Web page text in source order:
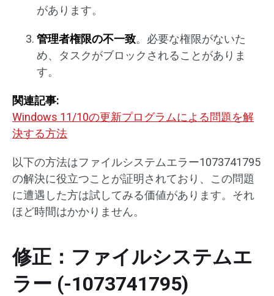
があります。
管理者権限の不一致。必要な権限がないた
め、タスクがブロックされることがありま
す。
関連記事:
Windows 11/10の更新プログラムによる問題を解
決する方法
以下の方法はファイルシステムエラー1073741795
の解決に役立つことが証明されており、この問題
に遭遇した方は試してみる価値があります。それ
ほど時間はかかりません。
修正：ファイルシステムエ
ラー (-1073741795)